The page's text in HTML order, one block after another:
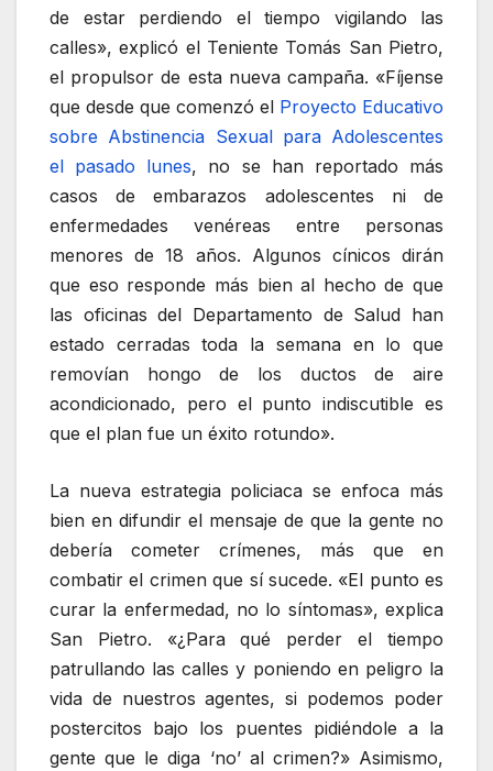
de estar perdiendo el tiempo vigilando las
calles», explicó el Teniente Tomás San Pietro,
el propulsor de esta nueva campaña. «Fíjense
que desde que comenzó el Proyecto Educativo
sobre Abstinencia Sexual para Adolescentes
el pasado lunes, no se han reportado más
casos de embarazos adolescentes ni de
enfermedades venéreas entre personas
menores de 18 años. Algunos cínicos dirán
que eso responde más bien al hecho de que
las oficinas del Departamento de Salud han
estado cerradas toda la semana en lo que
removían hongo de los ductos de aire
acondicionado, pero el punto indiscutible es
que el plan fue un éxito rotundo».
La nueva estrategia policiaca se enfoca más
bien en difundir el mensaje de que la gente no
debería cometer crímenes, más que en
combatir el crimen que sí sucede. «El punto es
curar la enfermedad, no lo síntomas», explica
San Pietro. «¿Para qué perder el tiempo
patrullando las calles y poniendo en peligro la
vida de nuestros agentes, si podemos poder
postercitos bajo los puentes pidiéndole a la
gente que le diga ‘no’ al crimen?» Asimismo,